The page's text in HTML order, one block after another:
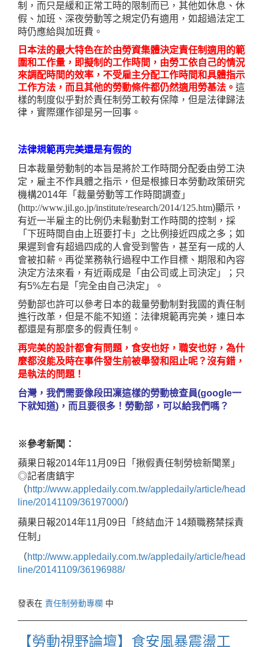
制，而只是緩和正常工時的限制而已，其他如休息、休
假、加班、深夜勞動等之規定仍有適用，如超過法定工
時仍應給與加班費。
日本法的最大特色在於由勞資集體決定責任制適用的範
圍和工作量，即擬制的工作時間，由勞工依自己的情況
來調配時間的效率，不受雇主分配工作時間和具體指示
工作方法，而且其他的勞動條件都仍然適用勞基法。 這
樣的制度似乎對於責任制勞工較有保障，但是法律歸法
律，實際運作卻是另一回事。
法律規範再完美還是有假的
日本裁量勞動制的本旨是將於工作時間分配委由勞工決
定，雇主不作具體之指示，但是根據日本勞動政策研究
機構2014年「裁量勞動等工作時間調查」
(http://www.jil.go.jp/institute/research/2014/125.htm)顯示，
有近一半雇主的比例仍未鬆動對工作時間的控制，採
「下班時間自由上班要打卡」之比例接近四成之多；如
果遲到會有超過四成的人會受到警告，甚至有一成的人
會被扣薪。再從業務執行過程中工作目標、期限和內容
決定方法來看，有近兩成是「由公司或上司決定」；只
有5%左右是「完全由自己決定」。
勞動部也許可以參考日本的裁量勞動制對我國的責任制
進行改革，但是不能不知道：法律規範再完美，連日本
都還是有那麼多的假責任制。
再完美的設計都會有問題，食安也好，職安也好，為什
麼都沒能及時在事件發生前被舉發和阻止呢？沒有錯，
是執法的問題！
台灣，我們需要像段田凜這樣的勞動檢查員(google一
下就知道) ，而且要很多！ 勞動部，可以給我們嗎？
※參考新聞：
蘋果日報2014年11月 09 日「揪假責任制 勞檢新聞業」
◎記者唐鎮宇
（http://www.appledaily.com.tw/appledaily/article/head
line/20141109/36197000/）
蘋果日報2014年11月 09 日「終結血汗 14類職務禁採責
任制」
（http://www.appledaily.com.tw/appledaily/article/head
line/20141109/36196988/
發表在 責任制勞動專欄 中
【勞動視野論壇】食安風暴震盪工